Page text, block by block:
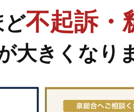
ど不起訴・
大きくなり